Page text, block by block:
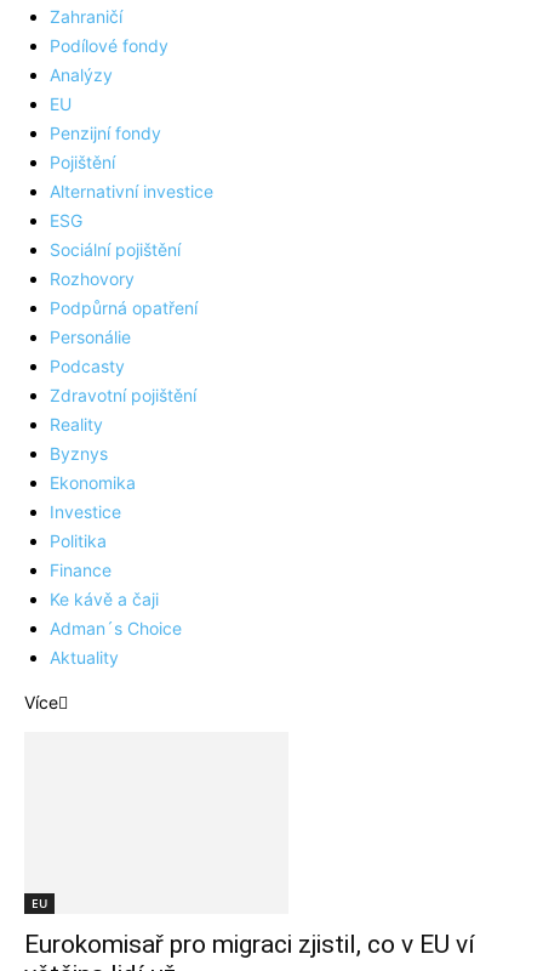
Zahraničí
Podílové fondy
Analýzy
EU
Penzijní fondy
Pojištění
Alternativní investice
ESG
Sociální pojištění
Rozhovory
Podpůrná opatření
Personálie
Podcasty
Zdravotní pojištění
Reality
Byznys
Ekonomika
Investice
Politika
Finance
Ke kávě a čaji
Adman´s Choice
Aktuality
Více
EU
Eurokomisař pro migraci zjistil, co v EU ví